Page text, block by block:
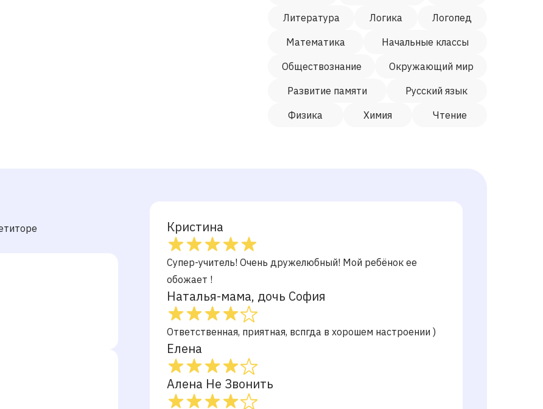
Литература
Логика
Логопед
Математика
Начальные классы
Обществознание
Окружающий мир
Развитие памяти
Русский язык
Физика
Химия Чтение
Кристина
Супер-учитель! Очень дружелюбный! Мой ребёнок ее
обожает !
Наталья-мама, дочь София
Ответственная, приятная, вспгда в хорошем настроении )
Елена
Алена Не Звонить